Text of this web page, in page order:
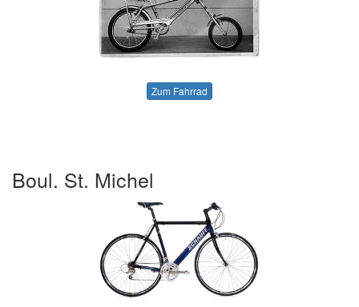
Zum Fahrrad
Boul. St. Michel